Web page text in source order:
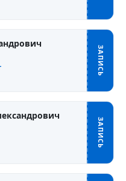
ЗАПИСЬ
ЗАПИСЬ